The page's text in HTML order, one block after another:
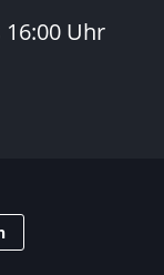
Uhr